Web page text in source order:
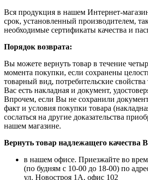
Вся продукция в нашем Интернет-
срок, установленный производителем,
необходимые сертификаты качества и
Порядок возврата:
Вы можете вернуть товар в течение
момента покупки, если сохранены
товарный вид, потребительские свойства
Вас есть накладная и документ,
Впрочем, если Вы не сохранили
факт и условия покупки товара
сослаться на другие доказательства
нашем магазине.
Вернуть товар надлежащего качества
в нашем офисе. Приезжайте во
(по будням с 10-00 до 18-00) по
ул. Новостроя 1А, офис 102